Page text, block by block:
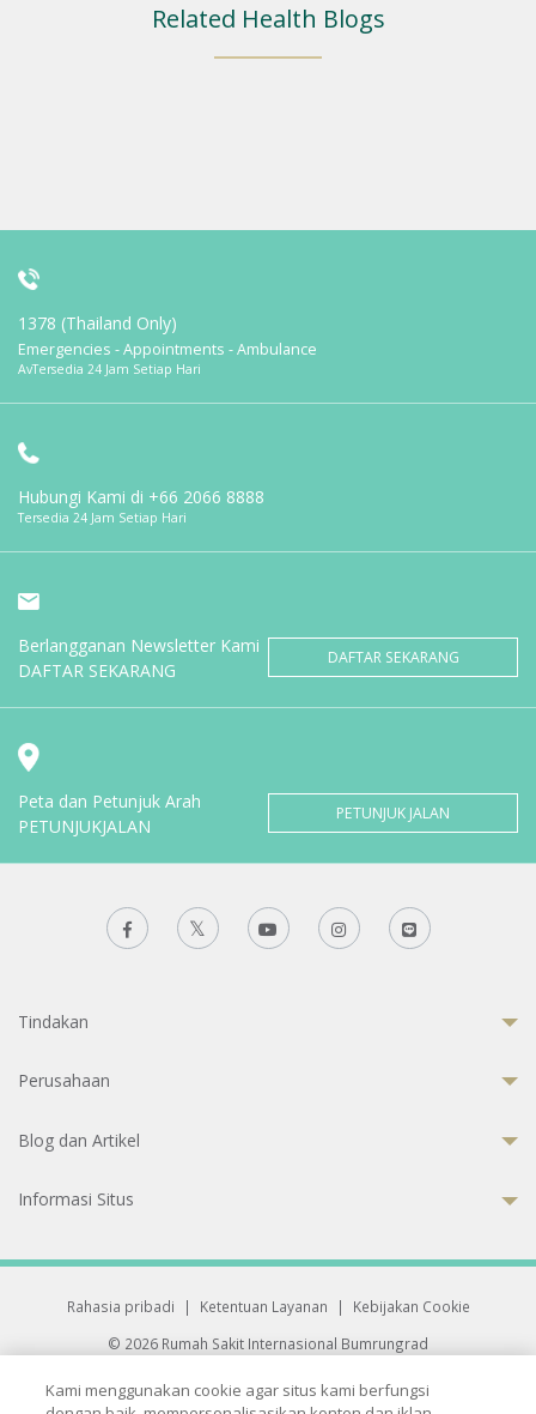
Related Health Blogs
1378 (Thailand Only)
Emergencies - Appointments - Ambulance
AvTersedia 24 Jam Setiap Hari
Hubungi Kami di +66 2066 8888
Tersedia 24 Jam Setiap Hari
Berlangganan Newsletter Kami
DAFTAR SEKARANG
DAFTAR SEKARANG
Peta dan Petunjuk Arah
PETUNJUKJALAN
PETUNJUK JALAN
Tindakan
Perusahaan
Blog dan Artikel
Informasi Situs
Rahasia pribadi | Ketentuan Layanan |
Kebijakan Cookie
© 2026 Rumah Sakit Internasional Bumrungrad
33 Sukhumvit 3, Wattana, Bangkok 10110 Thailand.
Kami menggunakan cookie agar situs kami berfungsi